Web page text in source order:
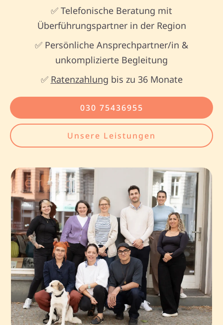
✅ Telefonische Beratung mit
Überführungspartner in der Region
✅ Persönliche Ansprechpartner/in &
unkomplizierte Begleitung
✅ Ratenzahlung bis zu 36 Monate
030 75436955
Unsere Leistungen